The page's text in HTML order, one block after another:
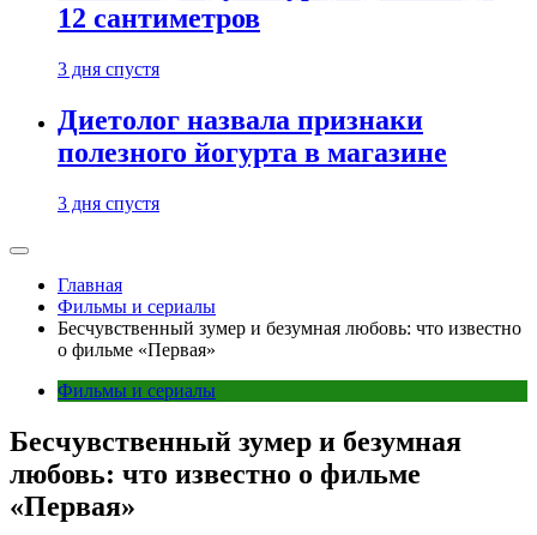
12 сантиметров
3 дня спустя
Диетолог назвала признаки
полезного йогурта в магазине
3 дня спустя
Главная
Фильмы и сериалы
Бесчувственный зумер и безумная любовь: что известно
о фильме «Первая»
Фильмы и сериалы
Бесчувственный зумер и безумная
любовь: что известно о фильме
«Первая»